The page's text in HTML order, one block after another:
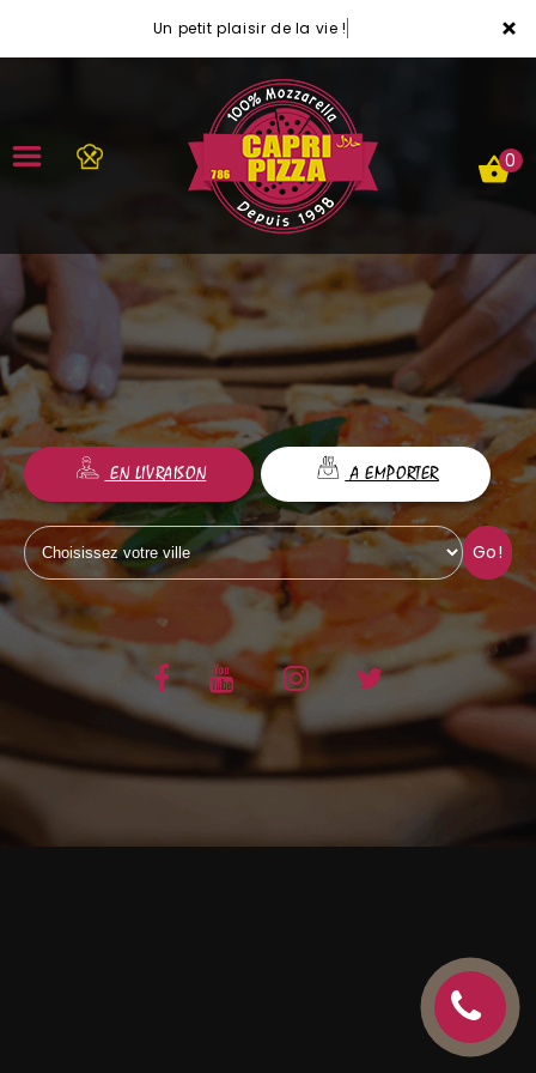
×
Un petit plaisir de la vie !
ACCUEIL
LA CARTE
VOTRE COMPTE
NOTRE RESTAURANT
VOS AVIS
MENTIONS LÉGALES
C.G.V
0
EN LIVRAISON A EMPORTER
Go!